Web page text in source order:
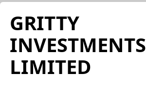
GRITTY
INVESTMENTS
LIMITED